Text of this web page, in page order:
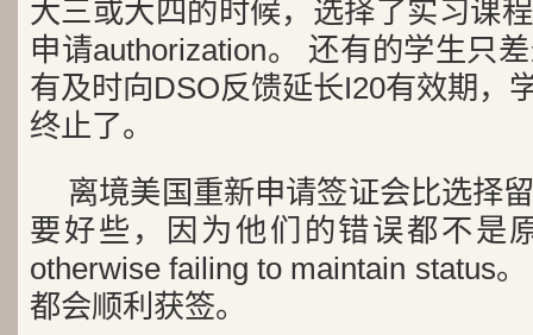
大三或大四的时候，选择了实习课
申请authorization。 还有的学生只
有及时向DSO反馈延长I20有效期，
终止了。
离境美国重新申请签证会比选择
要好些，因为他们的错误都不是
otherwise failing to maintain status
都会顺利获签。